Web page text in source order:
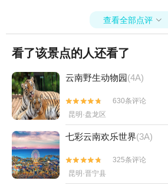
查看全部点评 
看了该景点的人还看了
云南野生动物园(4A)


630条评论
昆明·盘龙区
七彩云南欢乐世界(3A)


325条评论
昆明·晋宁县